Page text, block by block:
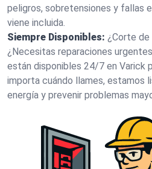
peligros, sobretensiones y fallas
viene incluida.
Siempre Disponibles: ¿Corte de
¿Necesitas reparaciones
están disponibles 24/7 en Varick
importa cuándo llames, estamos
energía y prevenir problemas